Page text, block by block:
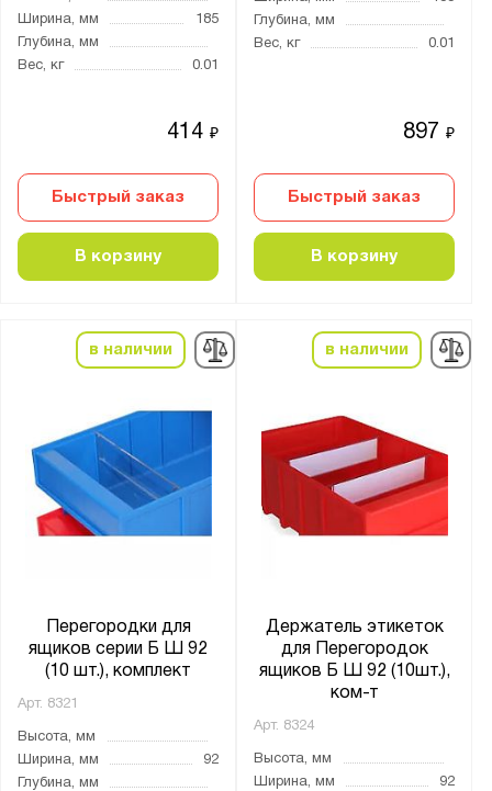
Ширина, мм
185
Глубина, мм
Вес, кг
0.01
414₽
Быстрый заказ
В корзину
Глубина, мм
Вес, кг
0.01
897₽
Быстрый заказ
В корзину
в наличии
Перегородки для
ящиков серии Б Ш 92
(10 шт.), комплект
Арт. 8321
Высота, мм
Ширина, мм
92
Глубина, мм
в наличии
Держатель этикеток
для Перегородок
ящиков Б Ш 92 (10шт.),
ком-т
Арт. 8324
Высота, мм
Ширина, мм
92